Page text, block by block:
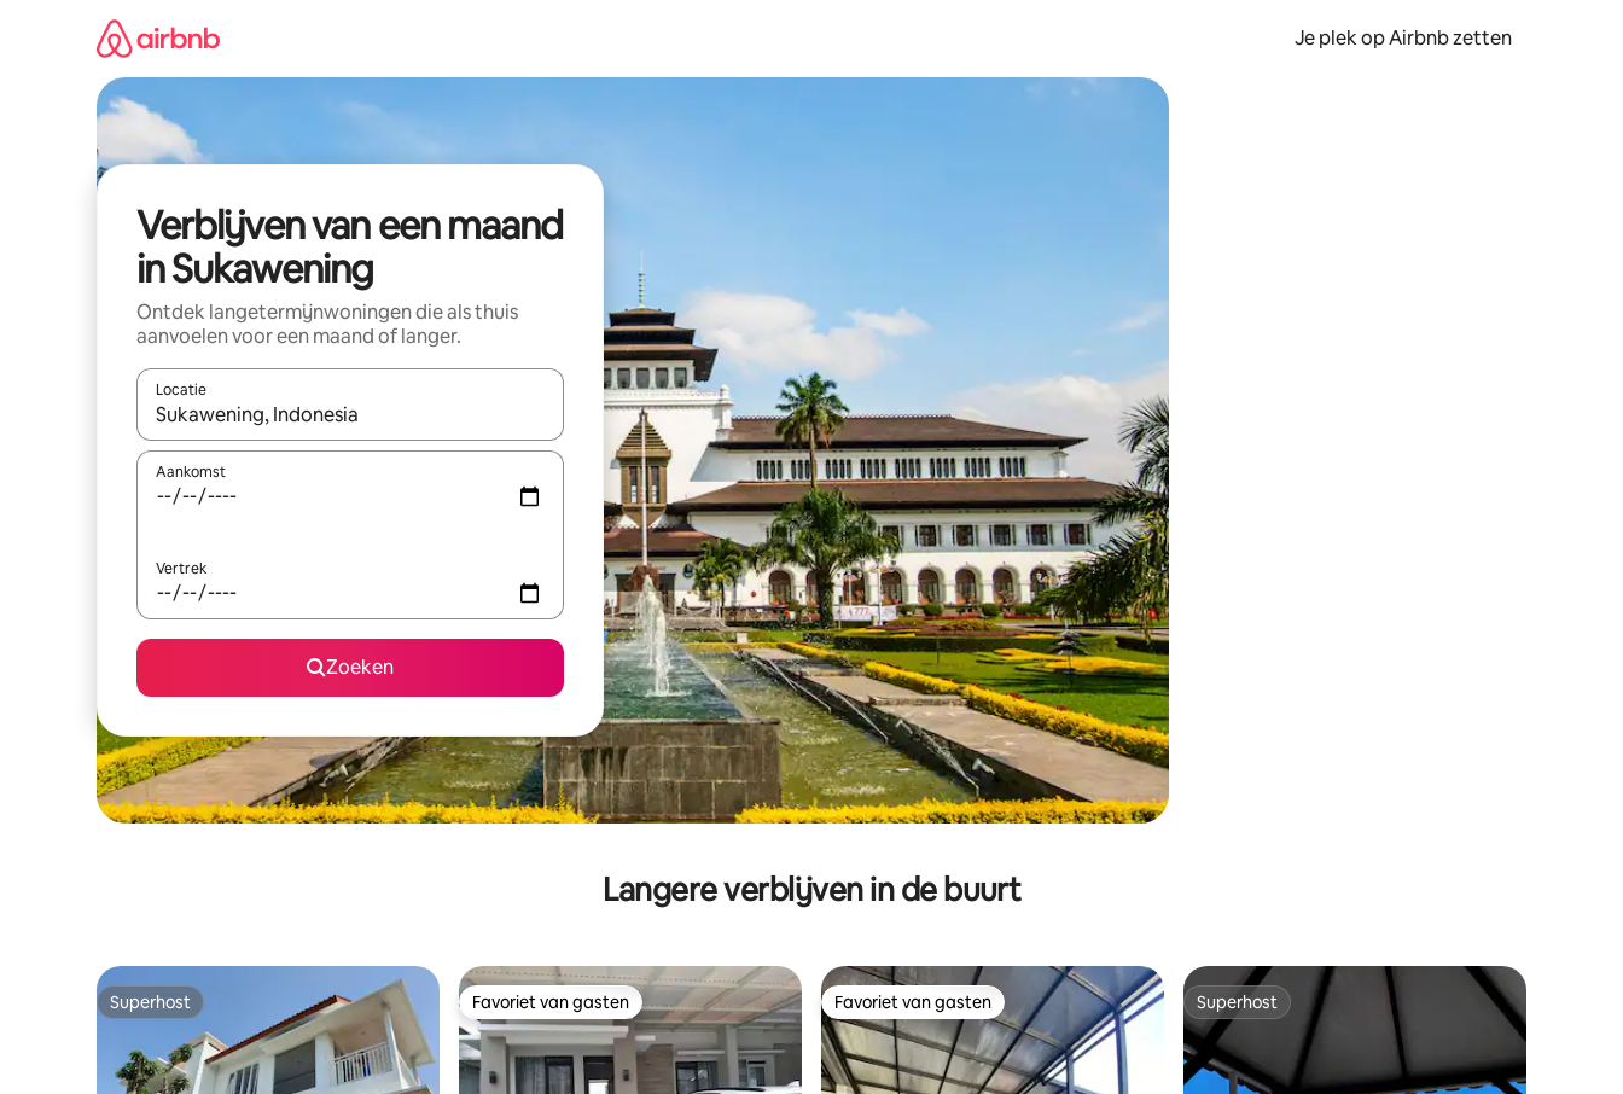
Je plek op Airbnb zetten
Verblijven van een maand
in Sukawening
Ontdek langetermijnwoningen die als thuis
aanvoelen voor een maand of langer.
Locatie
Wanneer er resultaten beschikbaar zijn, maak je een keuze met je de pijltjestoetsen omhoog en omlaag, óf door te tikken of swipen.
Aankomst
Vertrek
Zoeken
Langere verblijven in de buurt
Superhost
Superhost Favoriet van gasten
Favoriet van gasten Favoriet van gasten
Favoriet van gasten Superhost
Superhost